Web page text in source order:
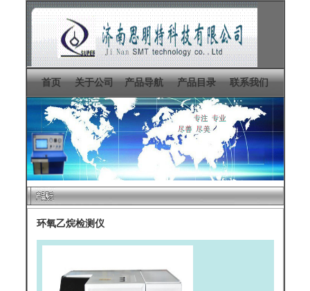
首页 关于公司 产品导航 产品目录 联系我们
环氧乙烷检测仪